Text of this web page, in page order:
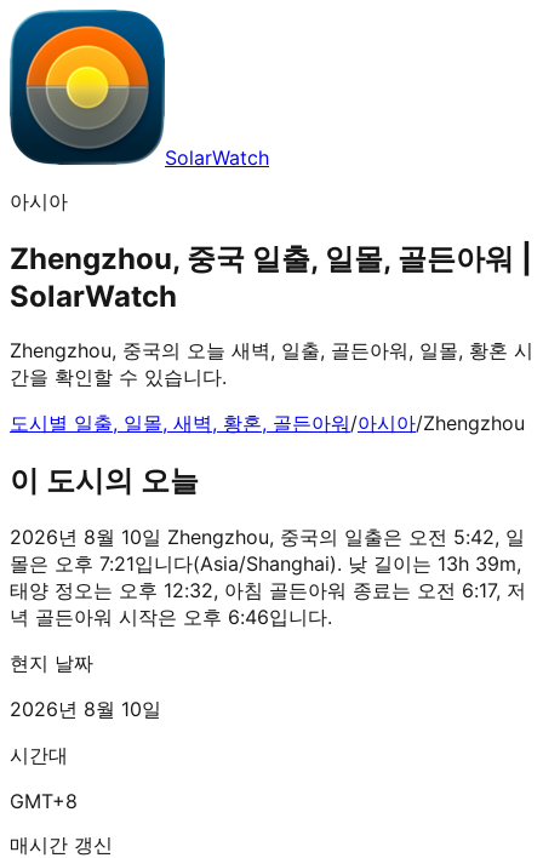
SolarWatch
아시아
Zhengzhou, 중국 일출, 일몰, 골든아워 |
SolarWatch
Zhengzhou, 중국의 오늘 새벽, 일출, 골든아워, 일몰, 황혼 시
간을 확인할 수 있습니다.
도시별 일출, 일몰, 새벽, 황혼, 골든아워/아시아/Zhengzhou
이 도시의 오늘
2026년 8월 10일 Zhengzhou, 중국의 일출은 오전 5:42, 일
몰은 오후 7:21입니다(Asia/Shanghai). 낮 길이는 13h 39m,
태양 정오는 오후 12:32, 아침 골든아워 종료는 오전 6:17, 저
녁 골든아워 시작은 오후 6:46입니다.
현지 날짜
2026년 8월 10일
시간대
GMT+8
매시간 갱신